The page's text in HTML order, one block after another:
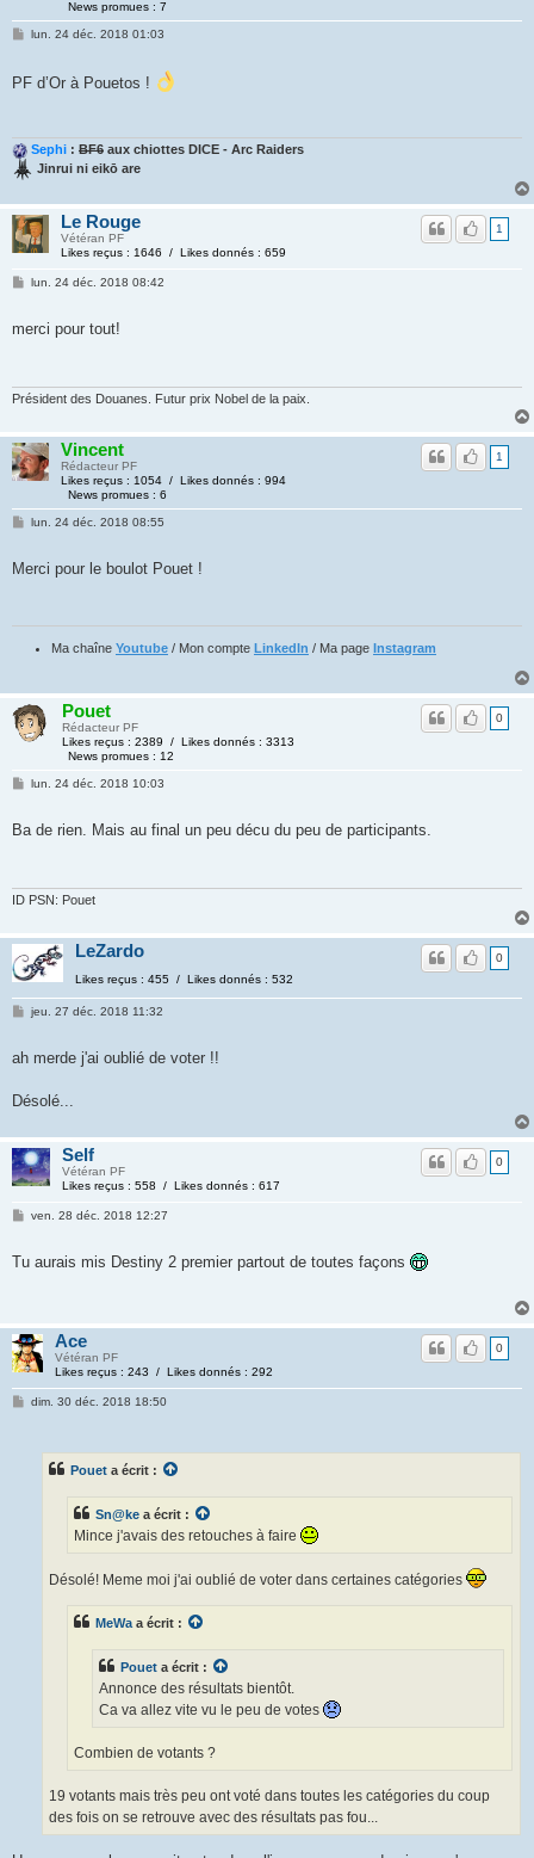
News promues : 7
lun. 24 déc. 2018 01:03
PF d’Or à Pouetos !
Sephi : BF6 aux chiottes DICE - Arc Raiders
Jinrui ni eikō are
Le Rouge
Vétéran PF
Likes reçus : 1646 / Likes donnés : 659
1
lun. 24 déc. 2018 08:42
merci pour tout!
Président des Douanes. Futur prix Nobel de la paix.
Vincent
Rédacteur PF
Likes reçus : 1054 / Likes donnés : 994
News promues : 6
1
lun. 24 déc. 2018 08:55
Merci pour le boulot Pouet !
Ma chaîne Youtube / Mon compte LinkedIn / Ma page Instagram
Pouet
Rédacteur PF
Likes reçus : 2389 / Likes donnés : 3313
News promues : 12
0
lun. 24 déc. 2018 10:03
Ba de rien. Mais au final un peu décu du peu de participants.
ID PSN: Pouet
LeZardo
Likes reçus : 455 / Likes donnés : 532
0
jeu. 27 déc. 2018 11:32
ah merde j'ai oublié de voter !!
Désolé...
Self
Vétéran PF
Likes reçus : 558 / Likes donnés : 617
0
ven. 28 déc. 2018 12:27
Tu aurais mis Destiny 2 premier partout de toutes façons
Ace
Vétéran PF
Likes reçus : 243 / Likes donnés : 292
0
dim. 30 déc. 2018 18:50
Pouet a écrit :
Sn@ke a écrit :
Mince j'avais des retouches à faire
Désolé! Meme moi j'ai oublié de voter dans certaines catégories
MeWa a écrit :
Pouet a écrit :
Annonce des résultats bientôt.
Ca va allez vite vu le peu de votes
Combien de votants ?
19 votants mais très peu ont voté dans toutes les catégories du coup
des fois on se retrouve avec des résultats pas fou...